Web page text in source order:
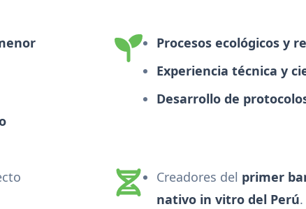
Procesos ecológicos y
Experiencia técnica y
Desarrollo de
Creadores del primer
nativo in vitro del Perú.